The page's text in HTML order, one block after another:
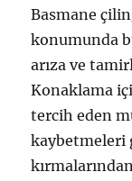
Basmane
konumunda
arıza ve
Konaklama
tercih eden
kaybetmeleri